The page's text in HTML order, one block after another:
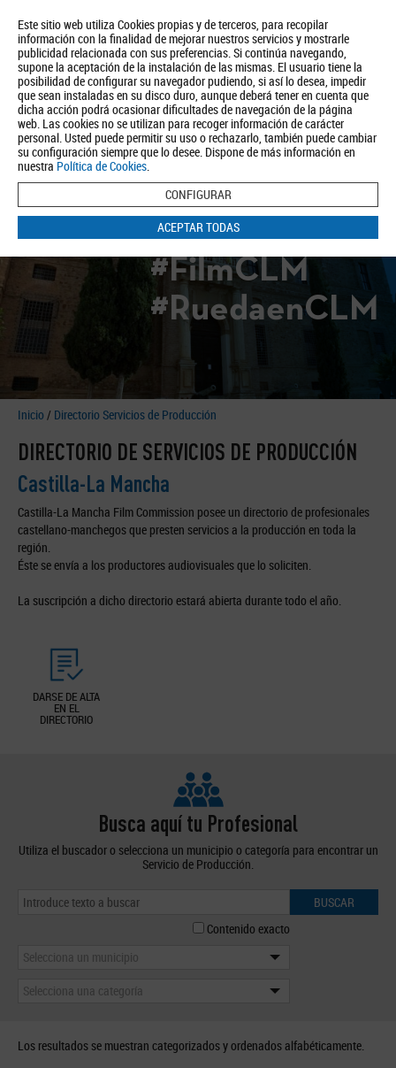
Este sitio web utiliza Cookies propias y de terceros, para recopilar
información con la finalidad de mejorar nuestros servicios y mostrarle
publicidad relacionada con sus preferencias. Si continúa navegando,
supone la aceptación de la instalación de las mismas. El usuario tiene la
posibilidad de configurar su navegador pudiendo, si así lo desea, impedir
que sean instaladas en su disco duro, aunque deberá tener en cuenta que
dicha acción podrá ocasionar dificultades de navegación de la página
web. Las cookies no se utilizan para recoger información de carácter
personal. Usted puede permitir su uso o rechazarlo, también puede cambiar
su configuración siempre que lo desee. Dispone de más información en
nuestra Política de Cookies.
CONFIGURAR
ACEPTAR TODAS
Quiénes somos Turismo Política de Privacidad Aviso Legal
Política de Cookies
BUSCAR
#FilmCLM
#RuedaenCLM
Inicio / Directorio Servicios de Producción
DIRECTORIO DE SERVICIOS DE PRODUCCIÓN
Castilla-La Mancha
Castilla-La Mancha Film Commission posee un directorio de profesionales
castellano-manchegos que presten servicios a la producción en toda la
región.
Éste se envía a los productores audiovisuales que lo soliciten.
La suscripción a dicho directorio estará abierta durante todo el año.
DARSE DE ALTA
EN EL
DIRECTORIO
Busca aquí tu Profesional
Utiliza el buscador o selecciona un municipio o categoría para encontrar un
Servicio de Producción.
BUSCAR
Contenido exacto
Selecciona un municipio
Selecciona una categoría
Los resultados se muestran categorizados y ordenados alfabéticamente.